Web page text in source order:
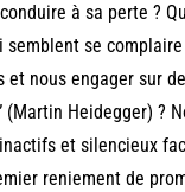
à sa perte ?
semblent se
nous engager sur
(Martin Heidegger) ?
et silencieux
reniement de